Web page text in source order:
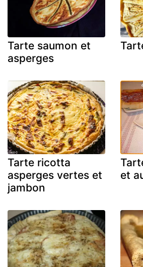
Tarte saumon et
asperges
Tarte ricotta
asperges vertes et
jambon
et